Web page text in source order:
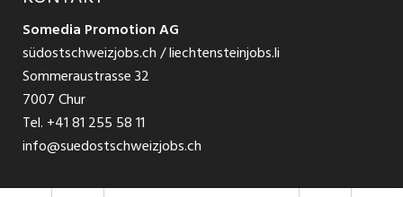
Praktikum
Somedia Promotion AG
südostschweizjobs.ch / liechtensteinjobs.li
Sommeraustrasse 32
7007 Chur
Tel. +41 81 255 58 11
info@suedostschweizjobs.ch